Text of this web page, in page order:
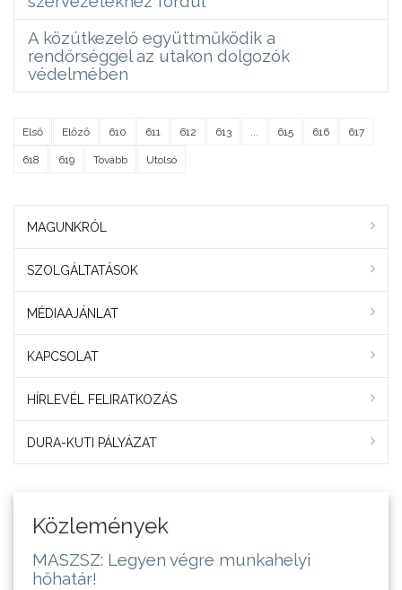
A közútkezelő együttműködik a
rendőrséggel az utakon dolgozók
védelmében
Első Előző 610 611 612 613 615 616 617
618 619 Tovább Utolsó
MAGUNKRÓL
SZOLGÁLTATÁSOK
MÉDIAAJÁNLAT
KAPCSOLAT
HÍRLEVÉL FELIRATKOZÁS
DURA-KUTI PÁLYÁZAT
Közlemények
MASZSZ: Legyen végre munkahelyi
hőhatár!